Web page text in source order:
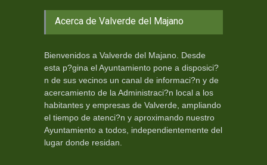
Acerca de Valverde del Majano
Bienvenidos a Valverde del Majano. Desde
esta p?gina el Ayuntamiento pone a disposici?
n de sus vecinos un canal de informaci?n y de
acercamiento de la Administraci?n local a los
habitantes y empresas de Valverde, ampliando
el tiempo de atenci?n y aproximando nuestro
Ayuntamiento a todos, independientemente del
lugar donde residan.